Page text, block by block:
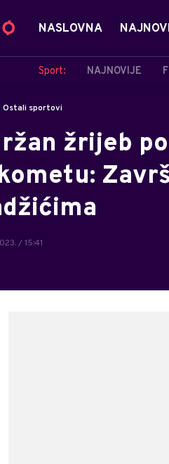
NASLOVNA
Sport: NAJNOVIJE
Ostali sportovi
žrijeb
/ 15:41